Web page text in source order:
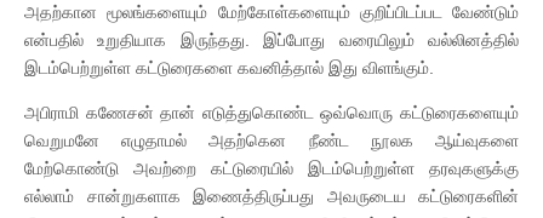
அதற்கான மூலங்களையும் மேற்கோள்களையும் குறிப்பிடப்பட வேண்டும்
என்பதில் உறுதியாக இருந்தது. இப்போது வரையிலும் வல்லினத்தில்
இடம்பெற்றுள்ள கட்டுரைகளை கவனித்தால் இது விளங்கும்.
அபிராமி கணேசன் தான் எடுத்துகொண்ட ஒவ்வொரு கட்டுரைகளையும்
வெறுமனே எழுதாமல் அதற்கென நீண்ட நூலக ஆய்வுகளை
மேற்கொண்டு அவற்றை கட்டுரையில் இடம்பெற்றுள்ள தரவுகளுக்கு
எல்லாம் சான்றுகளாக இணைத்திருப்பது அவருடைய கட்டுரைகளின்